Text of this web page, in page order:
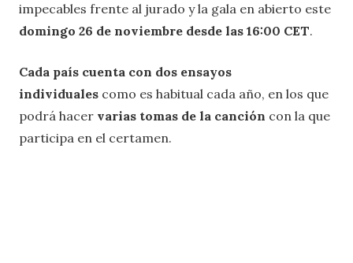
impecables frente al jurado y la gala en abierto este
domingo 26 de noviembre desde las 16:00 CET.
Cada país cuenta con dos ensayos
individuales como es habitual cada año, en los que
podrá hacer varias tomas de la canción con la que
participa en el certamen.